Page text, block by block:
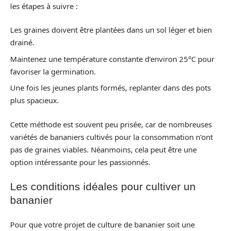
les étapes à suivre :
Les graines doivent être plantées dans un sol léger et bien
drainé.
Maintenez une température constante d’environ 25°C pour
favoriser la germination.
Une fois les jeunes plants formés, replanter dans des pots
plus spacieux.
Cette méthode est souvent peu prisée, car de nombreuses
variétés de bananiers cultivés pour la consommation n’ont
pas de graines viables. Néanmoins, cela peut être une
option intéressante pour les passionnés.
Les conditions idéales pour cultiver un
bananier
Pour que votre projet de culture de bananier soit une